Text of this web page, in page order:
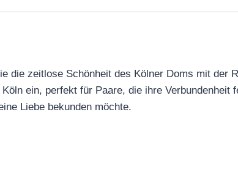
die zeitlose Schönheit des Kölner Doms mit der
ein, perfekt für Paare, die ihre Verbundenheit
Liebe bekunden möchte.